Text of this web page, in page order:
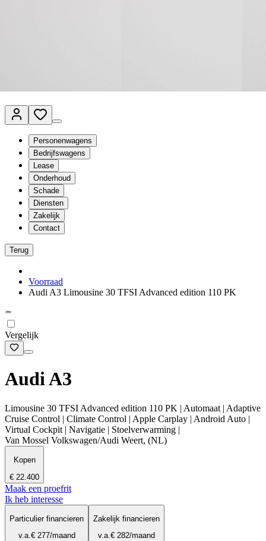
Personenwagens
Bedrijfswagens
Lease
Onderhoud
Schade
Diensten
Zakelijk
Contact
Terug
Voorraad
Audi A3 Limousine 30 TFSI Advanced edition 110 PK
Vergelijk
Audi A3
Limousine 30 TFSI Advanced edition 110 PK | Automaat | Adaptive
Cruise Control | Climate Control | Apple Carplay | Android Auto |
Virtual Cockpit | Navigatie | Stoelverwarming |
Van Mossel Volkswagen/Audi Weert, (NL)
Kopen
€ 22.400
Maak een proefrit
Ik heb interesse
Particulier financieren
v.a.€ 277/maand
Zakelijk financieren
v.a.€ 282/maand